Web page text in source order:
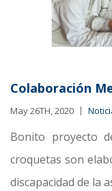
Colaboración
May 26TH, 2020
Bonito proyecto
croquetas son
discapacidad de la